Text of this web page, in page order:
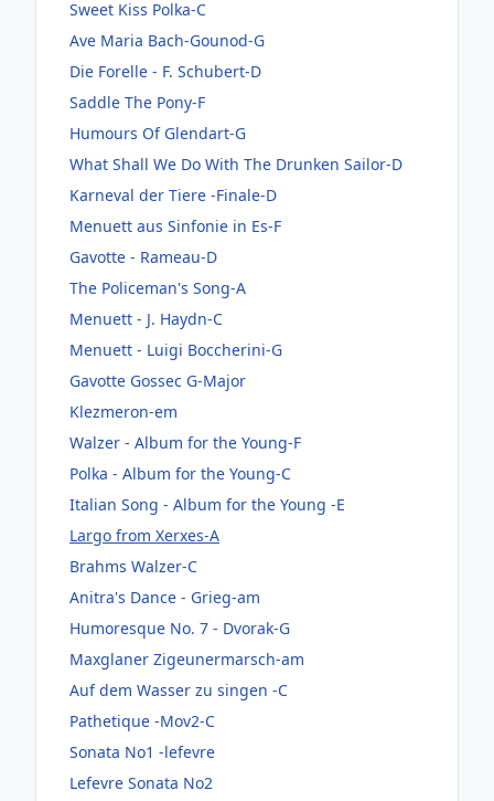
Sweet Kiss Polka-C
Ave Maria Bach-Gounod-G
Die Forelle - F. Schubert-D
Saddle The Pony-F
Humours Of Glendart-G
What Shall We Do With The Drunken Sailor-D
Karneval der Tiere -Finale-D
Menuett aus Sinfonie in Es-F
Gavotte - Rameau-D
The Policeman's Song-A
Menuett - J. Haydn-C
Menuett - Luigi Boccherini-G
Gavotte Gossec G-Major
Klezmeron-em
Walzer - Album for the Young-F
Polka - Album for the Young-C
Italian Song - Album for the Young -E
Largo from Xerxes-A
Brahms Walzer-C
Anitra's Dance - Grieg-am
Humoresque No. 7 - Dvorak-G
Maxglaner Zigeunermarsch-am
Auf dem Wasser zu singen -C
Pathetique -Mov2-C
Sonata No1 -lefevre
Lefevre Sonata No2